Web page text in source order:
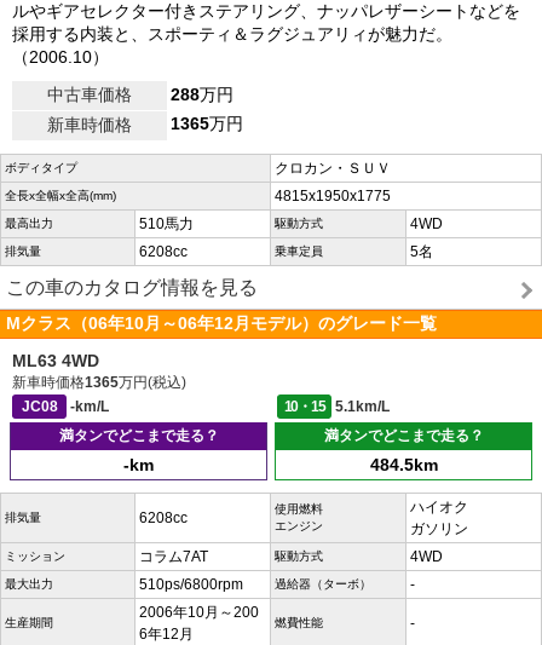
ルやギアセレクター付きステアリング、ナッパレザーシートなどを
採用する内装と、スポーティ＆ラグジュアリィが魅力だ。
（2006.10）
中古車価格
288万円
新車時価格
1365万円
ボディタイプ クロカン・ＳＵＶ
全長x全幅x全高(mm) 4815x1950x1775
最高出力 510馬力 駆動方式 4WD
排気量 6208cc 乗車定員 5名
この車のカタログ情報を見る
Mクラス（06年10月～06年12月モデル）のグレード一覧
ML63 4WD
新車時価格1365万円(税込)
JC08
-km/L 10・15
5.1km/L
満タンでどこまで走る？
-km
満タンでどこまで走る？
484.5km
排気量 6208cc
使用燃料
エンジン
ハイオク
ガソリン
ミッション コラム7AT 駆動方式 4WD
最大出力 510ps/6800rpm 過給器（ターボ） -
生産期間
2006年10月～200
6年12月
燃費性能 -